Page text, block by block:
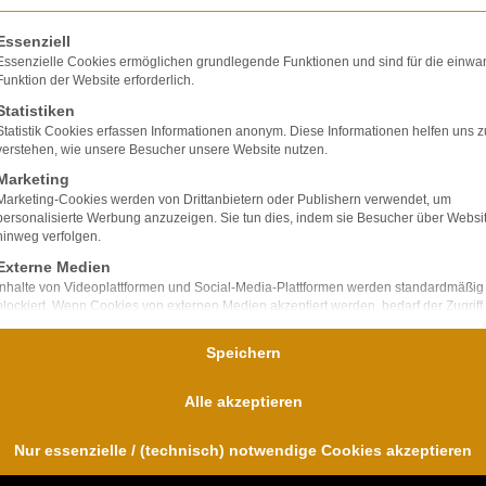
ausschließlich
verfügen über
Unfallfolgen und
uns im
eine Liste der Service-Gruppen, für die eine
Cookies ermöglichen grundlegende Funktionen und sind für die
der Website erforderlich.
Cookies erfassen Informationen anonym. Diese Informationen helfen uns
wie unsere Besucher unsere Website nutzen.
Cookies werden von Drittanbietern oder Publishern verwendet, um
Werbung anzuzeigen. Sie tun dies, indem sie Besucher über
verfolgen.
Medien
von Videoplattformen und Social-Media-Plattformen werden standardmäßig
Wenn Cookies von externen Medien akzeptiert werden, bedarf der Zugriff
Speichern
Alle akzeptieren
Nur essenzielle / (technisch) notwendige Cookies akzeptieren